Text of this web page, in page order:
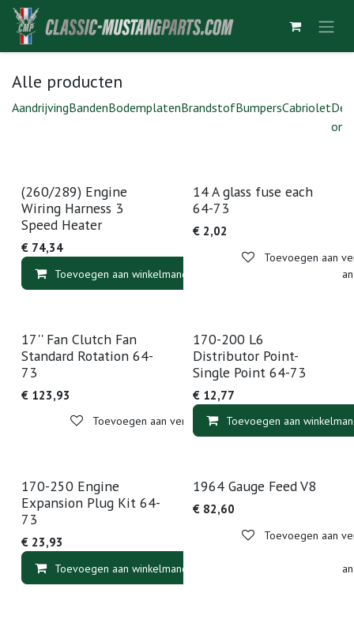
Overslaan naar inhoud
Alle producten
AandrijvingBandenBodemplatenBrandstofBumpersCabriolet
(260/289) Engine
Wiring Harness 3
Speed Heater
€ 74,34
Toevoegen aan winkelmandje Toevoegen
14 A glass fuse each
64-73
€ 2,02
Toevoegen aan
17'' Fan Clutch Fan
Standard Rotation 64-
73
€ 123,93
Toevoegen aan verlanglijst
170-200 L6
Distributor Point-
Single Point 64-73
€ 12,77
Toevoegen aan
170-250 Engine
Expansion Plug Kit 64-
73
€ 23,93
Toevoegen aan winkelmandje Toevoegen
1964 Gauge Feed V8
€ 82,60
Toevoegen aan